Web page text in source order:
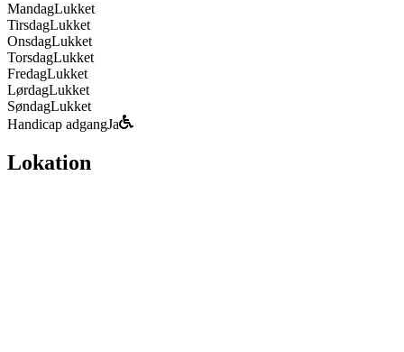
MandagLukket
TirsdagLukket
OnsdagLukket
TorsdagLukket
FredagLukket
LørdagLukket
SøndagLukket
Handicap adgangJa
Lokation